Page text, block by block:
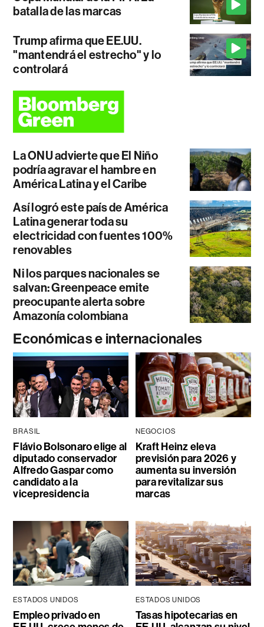
batalla de las marcas
Trump afirma que EE.UU.
"mantendrá el estrecho" y lo
controlará
La ONU advierte que El Niño
podría agravar el hambre en
América Latina y el Caribe
Así logró este país de América
Latina generar toda su
electricidad con fuentes 100%
renovables
Ni los parques nacionales se
salvan: Greenpeace emite
preocupante alerta sobre
Amazonía colombiana
Económicas e internacionales
BRASIL
Flávio Bolsonaro elige al
diputado conservador
Alfredo Gaspar como
candidato a la
vicepresidencia
NEGOCIOS
Kraft Heinz eleva
previsión para 2026 y
aumenta su inversión
para revitalizar sus
marcas
ESTADOS UNIDOS
Empleo privado en
ESTADOS UNIDOS
Tasas hipotecarias en